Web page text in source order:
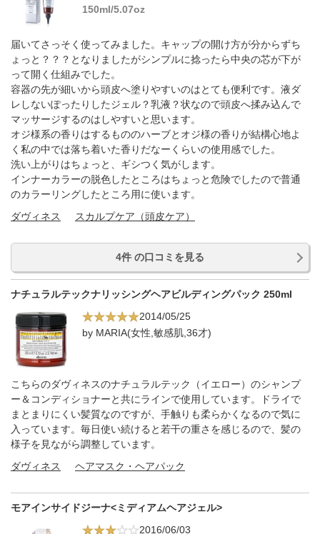
150ml/5.07oz
届いてさっそく使ってみました。キャップの開け方が分からずち
ょっと？？？となりましたがシンプルに捻ったら中央の芯が下が
って開く仕組みでした。
容器の先が細いから頭皮へ塗りやすいのはとても便利です。液ダ
レしないぽったりしたジェル？乳液？状なので頭皮へ揉み込んで
マッサージするのはしやすいと思います。
オジ様系の香りはするもののハーブとオジ様の香りが結構心地よ
く私の中では落ち着いた香りだなーくらいの使用感でした。
洗い上がりはちょっと、ギシつく気がします。
インナーカラーの脱色したところはちょっと危険でしたので普通
のカラーリングしたところ用に使います。
ダヴィネス
スカルプケア（頭皮ケア）
4件 の口コミを見る
ナチュラルテックナリッシングヘアビルディングパック 250ml
2014/05/25
by MARIA(女性,敏感肌,36才)
こちらのダヴィネスのナチュラルテック（イエロー）のシャンプ
ー＆コンディショナーと共にラインで使用しています。ドライで
まとまりにくい髪質なのですが、手触りも柔らかくなるので気に
入っています。毎日使い続けると若干の重さを感じるので、髪の
様子を見ながら調整しています。
ダヴィネス
ヘアマスク・ヘアパック
モアインサイドジーナ<ミディアムヘアジェル>
2016/06/03